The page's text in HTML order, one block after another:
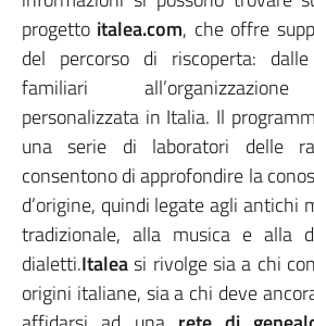
progetto italea.com, che offre
del percorso di riscoperta:
familiari all’organizzazione
personalizzata in Italia. Il
una serie di laboratori delle
consentono di approfondire la
d’origine, quindi legate agli antichi
tradizionale, alla musica e alla
dialetti.Italeasi rivolge sia a chi
origini italiane, sia a chi deve